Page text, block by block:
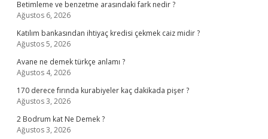
Betimleme ve benzetme arasındaki fark nedir ?
Ağustos 6, 2026
Katılım bankasından ihtiyaç kredisi çekmek caiz midir ?
Ağustos 5, 2026
Avane ne demek türkçe anlamı ?
Ağustos 4, 2026
170 derece fırında kurabiyeler kaç dakikada pişer ?
Ağustos 3, 2026
2 Bodrum kat Ne Demek ?
Ağustos 3, 2026